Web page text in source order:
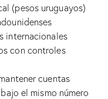
(pesos uruguayos)
internacionales
con controles
cuentas
el mismo número